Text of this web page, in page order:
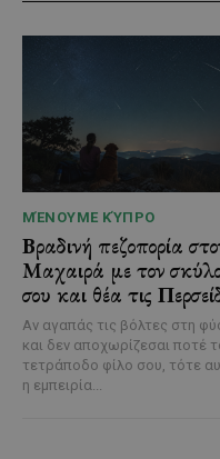
ΜΈΝΟΥΜΕ ΚΎΠΡΟ
Βραδινή πεζοπορία
Μαχαιρά με τον
σου και θέα τις
Αν αγαπάς τις βόλτες στη
και δεν αποχωρίζεσαι ποτέ
τετράποδο φίλο σου, τότε
η εμπειρία...